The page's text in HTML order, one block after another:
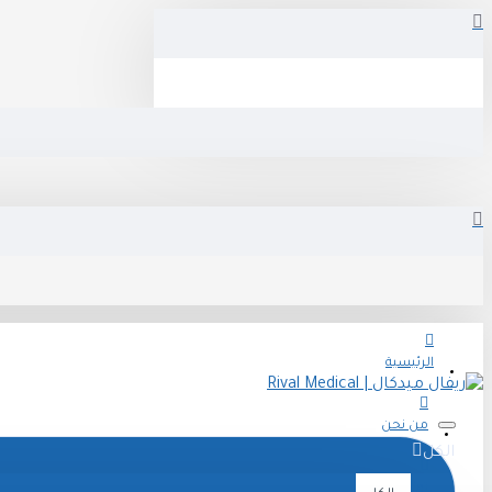
الرئيسية
من نحن
الكل